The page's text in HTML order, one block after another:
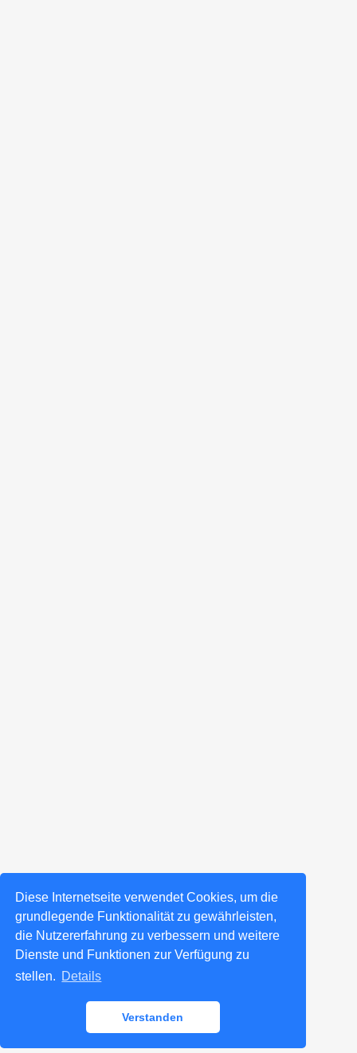
Diese Internetseite verwendet Cookies, um die
grundlegende Funktionalität zu gewährleisten,
die Nutzererfahrung zu verbessern und weitere
Dienste und Funktionen zur Verfügung zu
stellen. Details
Verstanden